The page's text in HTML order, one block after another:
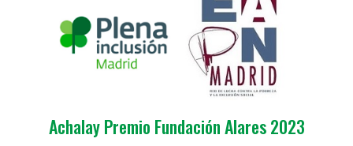
Achalay Premio Fundación Alares 2023